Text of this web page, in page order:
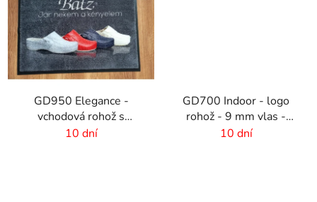
GD950 Elegance -
vchodová rohož s
digitálnou potlačou - 6
10 dní
GD700 Indoor - logo
rohož - 9 mm vlas -
rozmer na mieru
10 dní